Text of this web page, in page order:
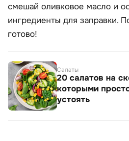
смешай оливковое масло и
ингредиенты для заправки.
готово!
Салаты
20 салатов на
которыми
устоять